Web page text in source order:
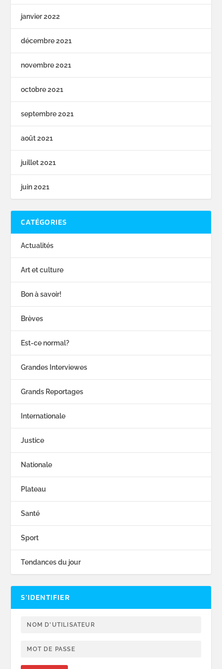
janvier 2022
décembre 2021
novembre 2021
octobre 2021
septembre 2021
août 2021
juillet 2021
juin 2021
CATÉGORIES
Actualités
Art et culture
Bon à savoir!
Brèves
Est-ce normal?
Grandes Interviewes
Grands Reportages
Internationale
Justice
Nationale
Plateau
Santé
Sport
Tendances du jour
S’IDENTIFIER